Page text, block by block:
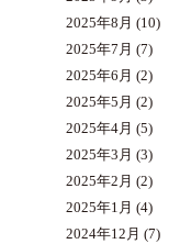
2025年8月 (10)
2025年7月 (7)
2025年6月 (2)
2025年5月 (2)
2025年4月 (5)
2025年3月 (3)
2025年2月 (2)
2025年1月 (4)
2024年12月 (7)